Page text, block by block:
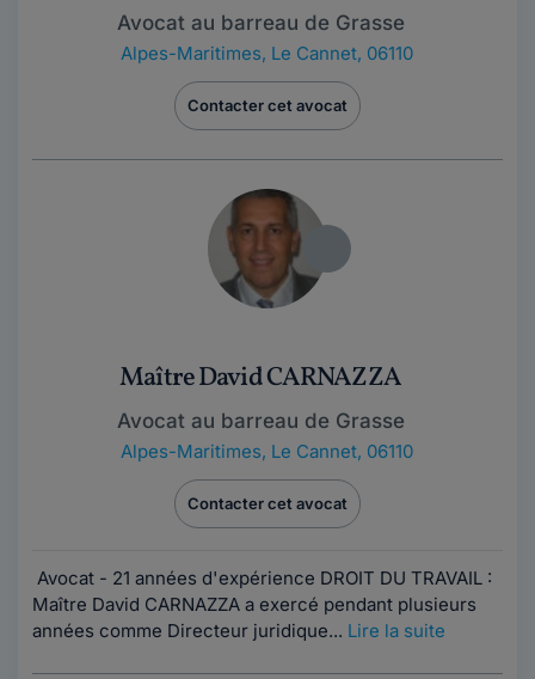
Avocat au barreau de Grasse
Alpes-Maritimes, Le Cannet, 06110
Contacter cet avocat
Maître David CARNAZZA
Avocat au barreau de Grasse
Alpes-Maritimes, Le Cannet, 06110
Contacter cet avocat
Avocat - 21 années d'expérience DROIT DU TRAVAIL :
Maître David CARNAZZA a exercé pendant plusieurs
années comme Directeur juridique... Lire la suite